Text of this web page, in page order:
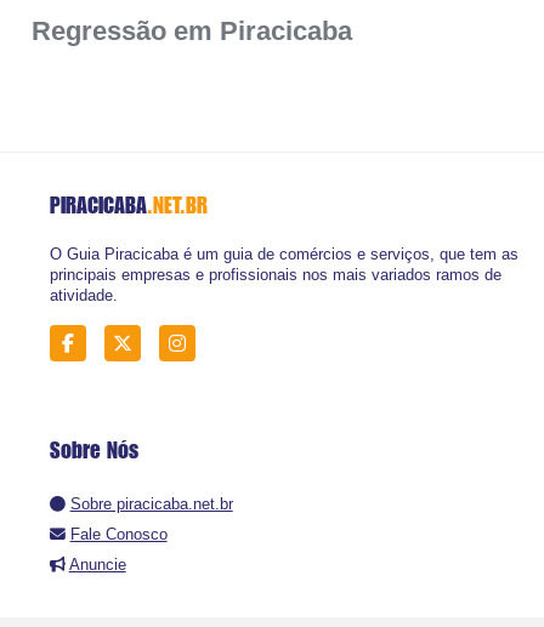
Regressão em Piracicaba
PIRACICABA.NET.BR
O Guia Piracicaba é um guia de comércios e serviços, que tem as
principais empresas e profissionais nos mais variados ramos de
atividade.
Sobre Nós
Sobre piracicaba.net.br
Fale Conosco
Anuncie